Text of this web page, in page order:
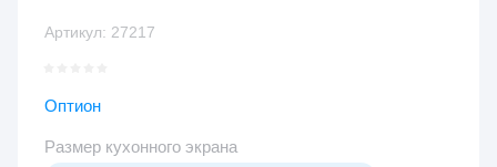
Артикул: 27217
Оптион
Размер кухонного экрана